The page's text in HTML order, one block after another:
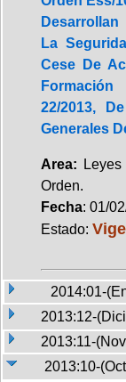
La
Cese De
22/2013,
Generales
Area:
Orden.
Fecha: 01/
Estado:
2014:01-
2013:12-
2013:11-
2013:10-